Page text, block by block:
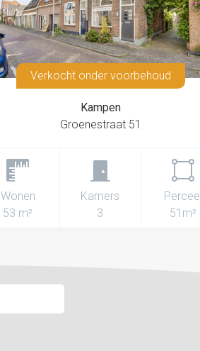
Verkocht onder voorbehoud
Kampen
Groenestraat 51
Wonen
53 m²
Kamers
3
Perceel
51m²